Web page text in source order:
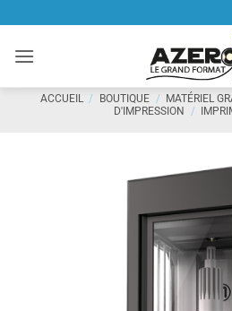
contenu
ACCUEIL / BOUTIQUE / MATÉRIEL
D'IMPRESSION
/